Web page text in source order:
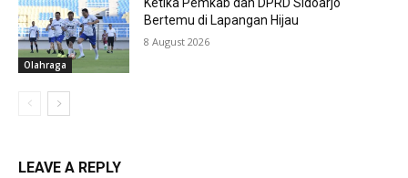
Olahraga
Ketika Pemkab dan DPRD Sidoarjo
Bertemu di Lapangan Hijau
8 August 2026
LEAVE A REPLY